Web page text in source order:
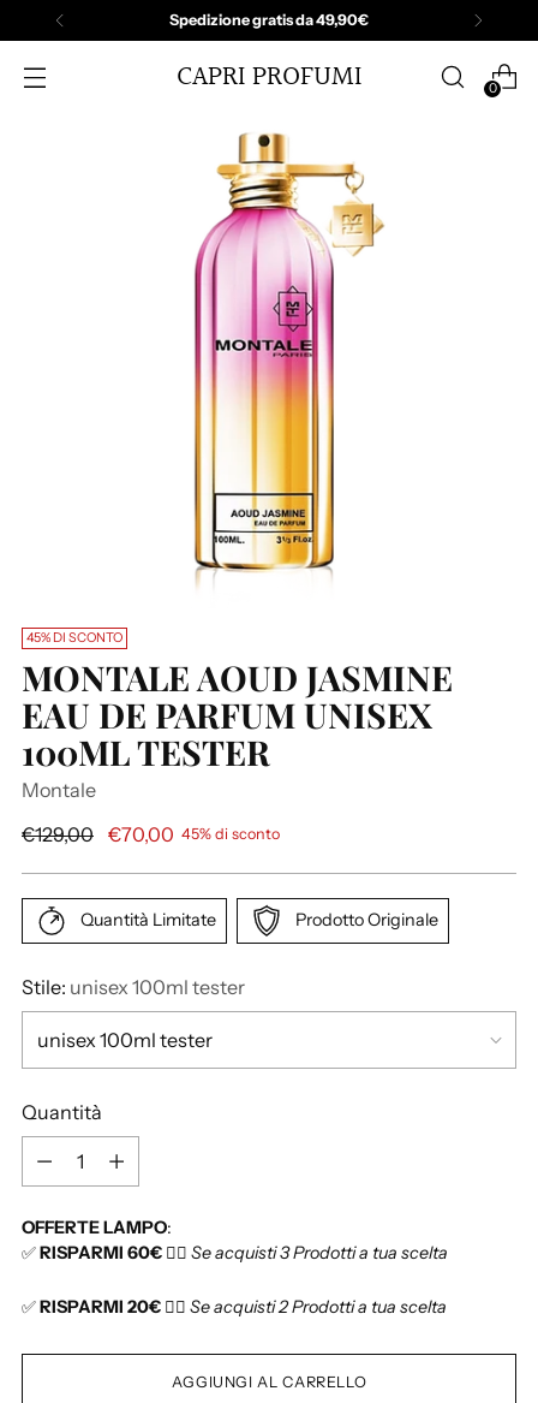
Spedizione gratis da 49,90€
CAPRI PROFUMI 0
45% DI SCONTO
MONTALE AOUD JASMINE
EAU DE PARFUM UNISEX
100ML TESTER
Montale
P
z
o
d
l
s
o
€129,00 €70,00 45% di sconto
Quantità Limitate Prodotto Originale
Stile: unisex 100ml tester
Quantità
n
t
à
OFFERTE LAMPO:
✅RISPARMI 60€ 👉🏻 Se acquisti 3 Prodotti a tua scelta
✅RISPARMI 20€ 👉🏻 Se acquisti 2 Prodotti a tua scelta
AGGIUNGI AL CARRELLO